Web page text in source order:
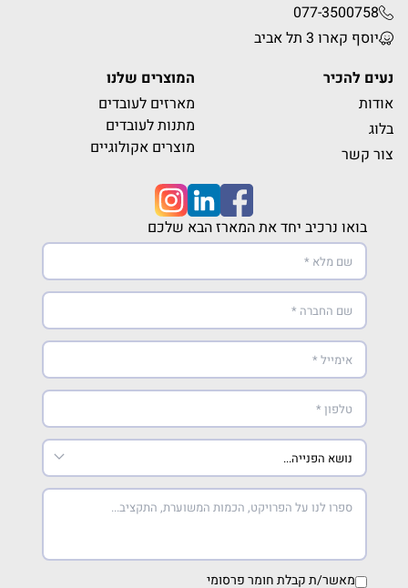
077-3500758
יוסף קארו 3 תל אביב
נעים להכיר
אודות
בלוג
צור קשר
המוצרים שלנו
מארזים לעובדים
מתנות לעובדים
מוצרים אקולוגיים
בואו נרכיב יחד את המארז הבא שלכם
מאשר/ת קבלת חומר פרסומי